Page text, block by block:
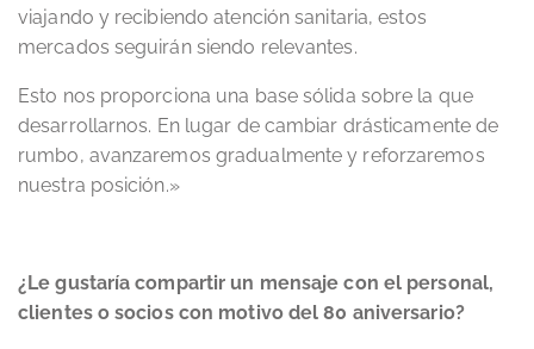
viajando y recibiendo atención sanitaria, estos
mercados seguirán siendo relevantes.
Esto nos proporciona una base sólida sobre la que
desarrollarnos. En lugar de cambiar drásticamente de
rumbo, avanzaremos gradualmente y reforzaremos
nuestra posición.»
¿Le gustaría compartir un mensaje con el personal,
clientes o socios con motivo del 80 aniversario?